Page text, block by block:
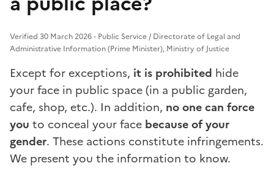
Verified 30 March 2026 - Public Service / Directorate of Legal and
Administrative Information (Prime Minister), Ministry of Justice
Except for exceptions, it is prohibited hide
your face in public space (in a public garden,
cafe, shop, etc.). In addition, no one can force
you to conceal your face because of your
gender. These actions constitute infringements.
We present you the information to know.